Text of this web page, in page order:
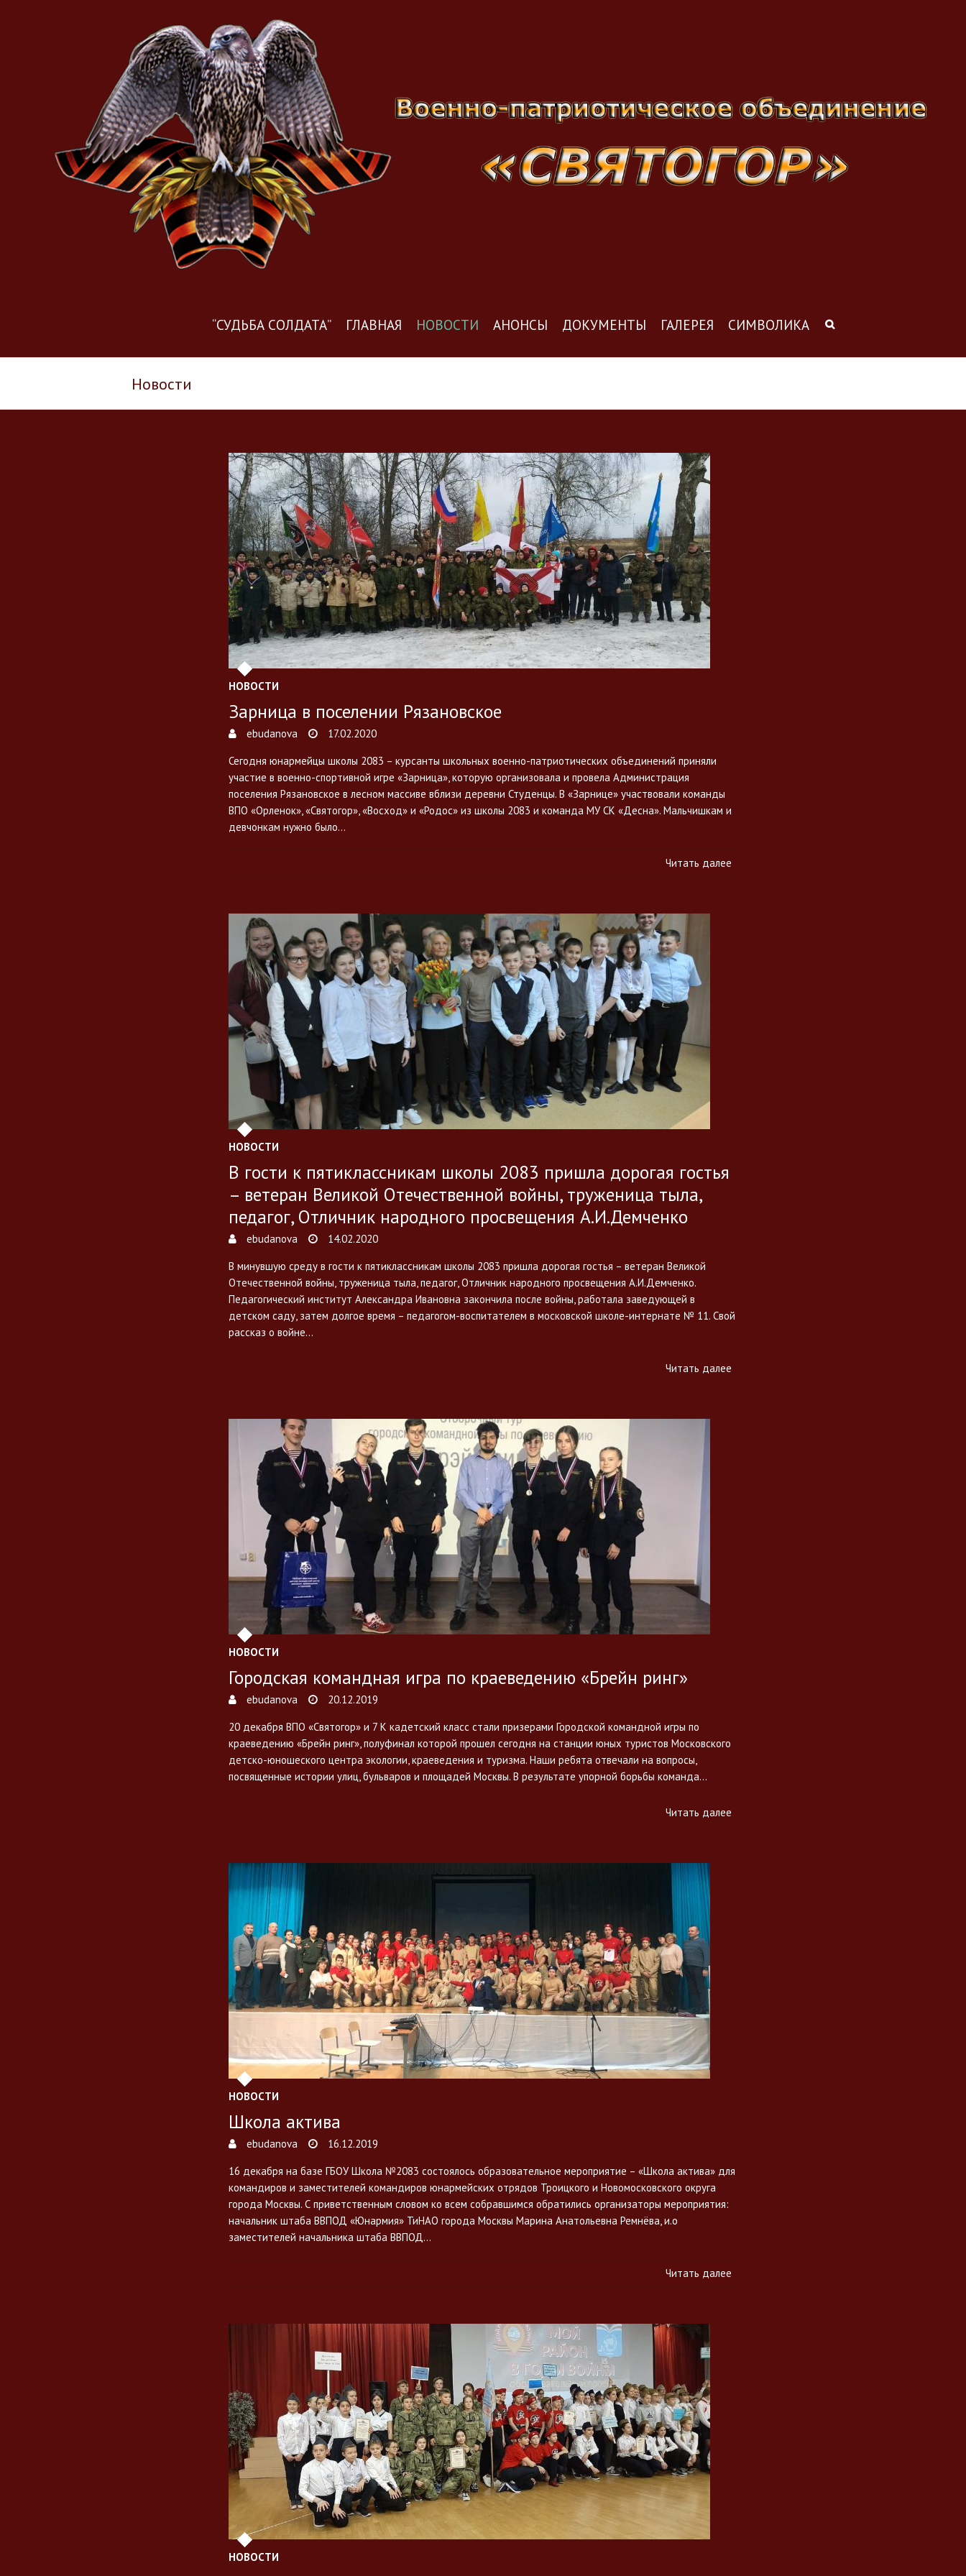
“СУДЬБА СОЛДАТА” ГЛАВНАЯ НОВОСТИ АНОНСЫ ДОКУМЕНТЫ ГАЛЕРЕЯ СИМВОЛИКА
Новости
НОВОСТИ
Зарница в поселении Рязановское
ebudanova
17.02.2020
Сегодня юнармейцы школы 2083 – курсанты школьных военно-патриотических объединений приняли
участие в военно-спортивной игре «Зарница», которую организовала и провела Администрация
поселения Рязановское в лесном массиве вблизи деревни Студенцы. В «Зарнице» участвовали команды
ВПО «Орленок», «Святогор», «Восход» и «Родос» из школы 2083 и команда МУ СК «Десна». Мальчишкам и
девчонкам нужно было…
Читать далее
НОВОСТИ
В гости к пятиклассникам школы 2083 пришла дорогая гостья
– ветеран Великой Отечественной войны, труженица тыла,
педагог, Отличник народного просвещения А.И.Демченко
ebudanova
14.02.2020
В минувшую среду в гости к пятиклассникам школы 2083 пришла дорогая гостья – ветеран Великой
Отечественной войны, труженица тыла, педагог, Отличник народного просвещения А.И.Демченко.
Педагогический институт Александра Ивановна закончила после войны, работала заведующей в
детском саду, затем долгое время – педагогом-воспитателем в московской школе-интернате № 11. Свой
рассказ о войне…
Читать далее
НОВОСТИ
Городская командная игра по краеведению «Брейн ринг»
ebudanova
20.12.2019
20 декабря ВПО «Святогор» и 7 К кадетский класс стали призерами Городской командной игры по
краеведению «Брейн ринг», полуфинал которой прошел сегодня на станции юных туристов Московского
детско-юношеского центра экологии, краеведения и туризма. Наши ребята отвечали на вопросы,
посвященные истории улиц, бульваров и площадей Москвы. В результате упорной борьбы команда…
Читать далее
НОВОСТИ
Школа актива
ebudanova
16.12.2019
16 декабря на базе ГБОУ Школа №2083 состоялось образовательное мероприятие – «Школа актива» для
командиров и заместителей командиров юнармейских отрядов Троицкого и Новомосковского округа
города Москвы. С приветственным словом ко всем собравшимся обратились организаторы мероприятия:
начальник штаба ВВПОД «Юнармия» ТиНАО города Москвы Марина Анатольевна Ремнёва, и.о
заместителей начальника штаба ВВПОД…
Читать далее
НОВОСТИ